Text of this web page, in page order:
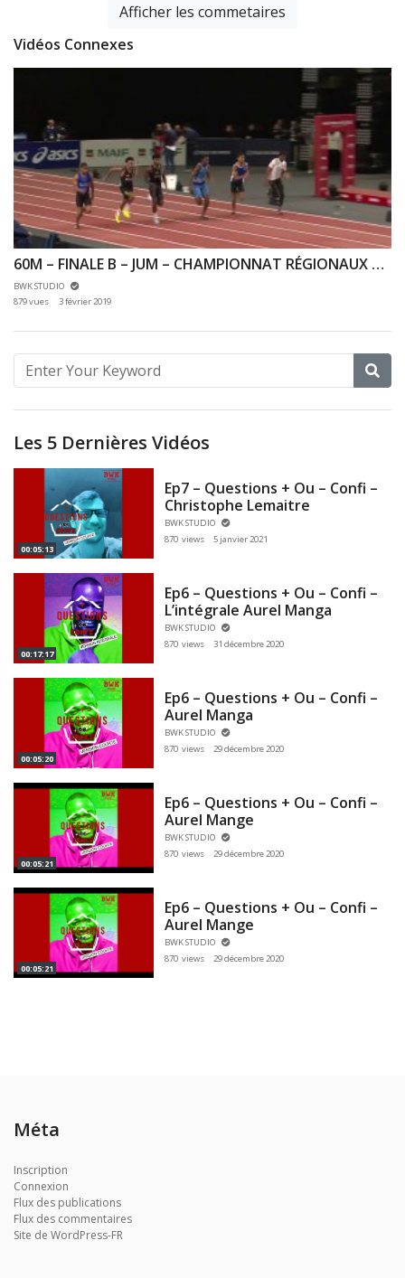
Afficher les commetaires
Vidéos Connexes
60M – FINALE B – JUM – CHAMPIONNAT RÉGIONAUX CA & JU 27/01/2019 – BERCY
BWK STUDIO
879 vues
3 février 2019
Les 5 Dernières Vidéos
00:05:13
Ep7 – Questions + Ou – Confi –
Christophe Lemaitre
BWK STUDIO
870 views
5 janvier 2021
00:17:17
Ep6 – Questions + Ou – Confi –
L’intégrale Aurel Manga
BWK STUDIO
870 views
31 décembre 2020
00:05:20
Ep6 – Questions + Ou – Confi –
Aurel Manga
BWK STUDIO
870 views
29 décembre 2020
00:05:21
Ep6 – Questions + Ou – Confi –
Aurel Mange
BWK STUDIO
870 views
29 décembre 2020
00:05:21
Ep6 – Questions + Ou – Confi –
Aurel Mange
BWK STUDIO
870 views
29 décembre 2020
Méta
Inscription
Connexion
Flux des publications
Flux des commentaires
Site de WordPress-FR